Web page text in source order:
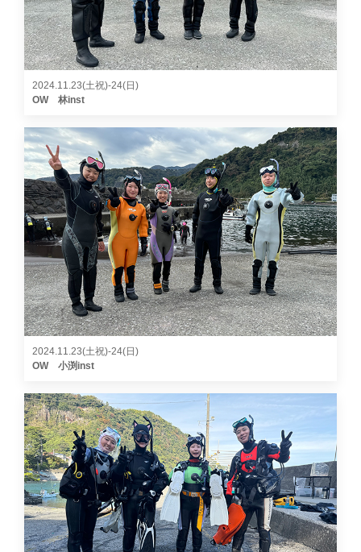
2024.11.23(土祝)-24(日)
OW 林inst
2024.11.23(土祝)-24(日)
OW 小渕inst